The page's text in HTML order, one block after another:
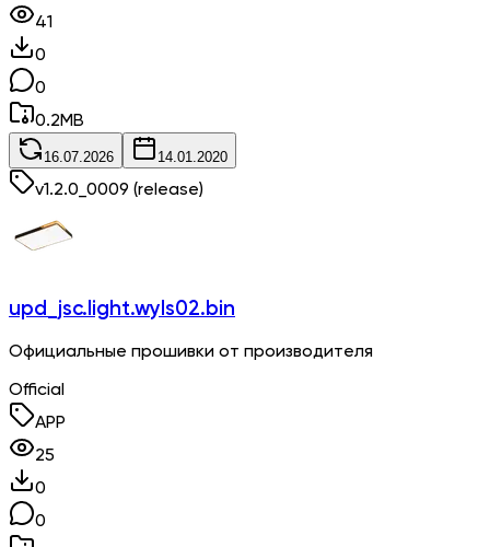
41
0
0
0.2MB
16.07.2026 14.01.2020
v1.2.0_0009 (release)
upd_jsc.light.wyls02.bin
Официальные прошивки от производителя
Official
APP
25
0
0